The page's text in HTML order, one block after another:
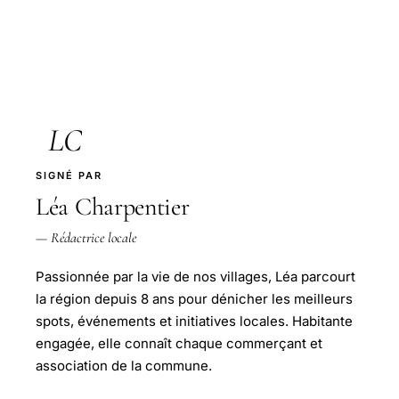
LC
SIGNÉ PAR
Léa Charpentier
— Rédactrice locale
Passionnée par la vie de nos villages, Léa parcourt
la région depuis 8 ans pour dénicher les meilleurs
spots, événements et initiatives locales. Habitante
engagée, elle connaît chaque commerçant et
association de la commune.